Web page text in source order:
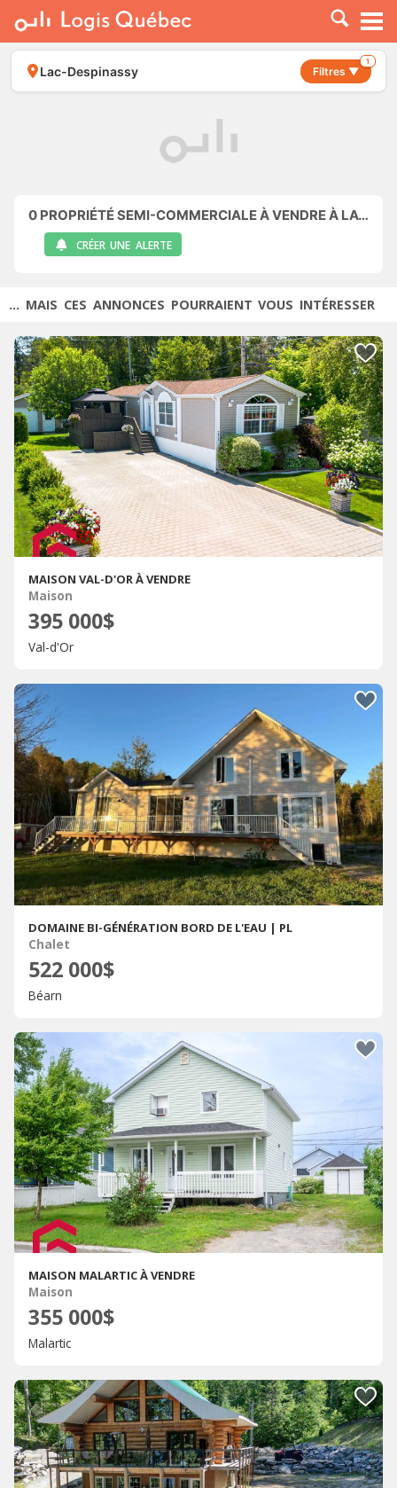
À LOUER
À VENDRE
PLACER UNE ANNONCE
Lac-Despinassy Filtres ▼
1
0 PROPRIÉTÉ SEMI-COMMERCIALE À VENDRE À LAC-DESPINASSY
CRÉER UNE ALERTE
... MAIS CES ANNONCES POURRAIENT VOUS INTÉRESSER
MAISON VAL-D'OR À VENDRE
Maison
395 000$
Val-d'Or
DOMAINE BI-GÉNÉRATION BORD DE L'EAU | PL
Chalet
522 000$
Béarn
MAISON MALARTIC À VENDRE
Maison
355 000$
Malartic